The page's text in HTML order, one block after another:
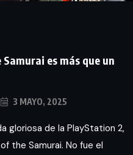
es más que un
3 MAYO, 2025
gloriosa de la PlayStation 2,
the Samurai. No fue el